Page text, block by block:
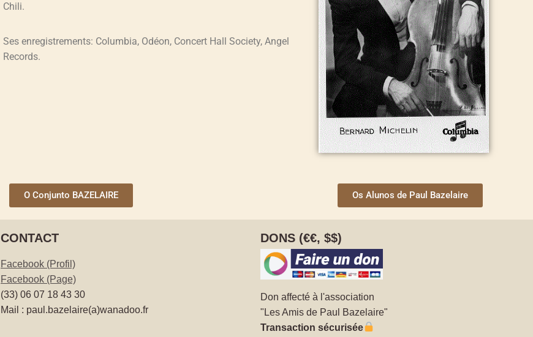
Chili.
Ses enregistrements: Columbia, Odéon, Concert Hall Society, Angel
Records.
O Conjunto BAZELAIRE Os Alunos de Paul Bazelaire
CONTACT
Facebook (Profil)
Facebook (Page)
(33) 06 07 18 43 30
Mail : paul.bazelaire(a)wanadoo.fr
DONS (€€, $$)
Don affecté à l'association
"Les Amis de Paul Bazelaire"
Transaction sécurisée